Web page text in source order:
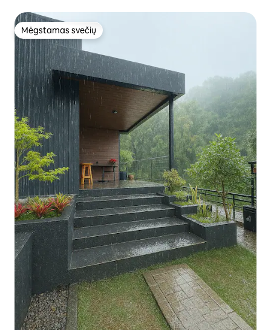
Mėgstamas svečių
Mėgstamas svečių